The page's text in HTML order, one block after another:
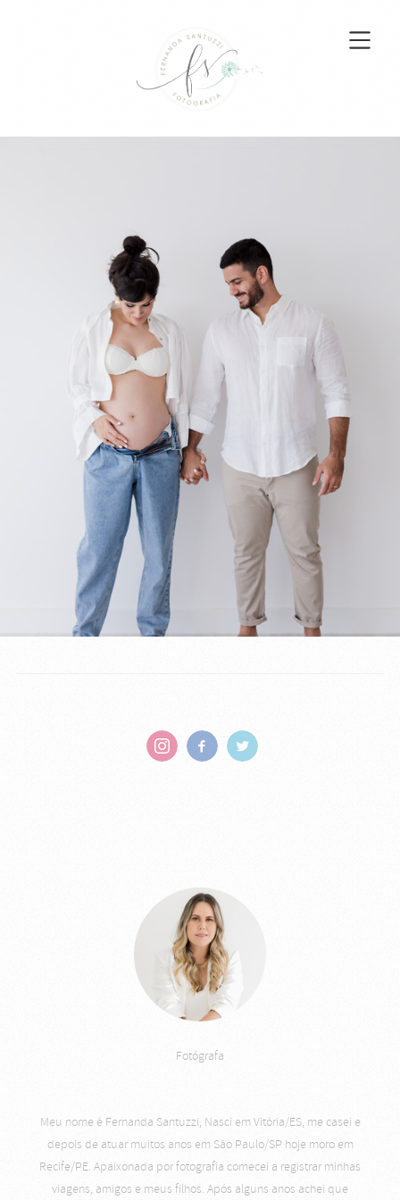
Fotógrafa
Meu nome é Fernanda Santuzzi, Nasci em Vitória/ES, me casei e
depois de atuar muitos anos em São Paulo/SP hoje moro em
Recife/PE. Apaixonada por fotografia comecei a registrar minhas
viagens, amigos e meus filhos. Após alguns anos achei que